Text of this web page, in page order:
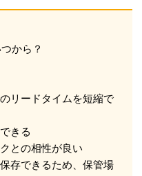
から？
リードタイムを短縮で
きる
との相性が良い
存できるため、保管場